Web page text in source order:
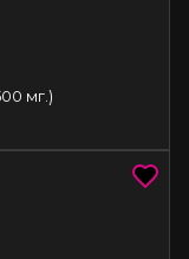
мг.)